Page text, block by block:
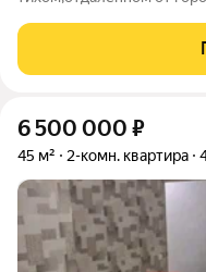
который позволит сразу
самых удачных
6 500 000 ₽
45 м² 2-комн. квартира